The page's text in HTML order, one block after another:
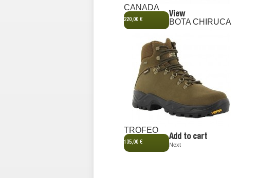
CANADA
220,00 €
View
BOTA CHIRUCA
TROFEO
135,00 €
Add to cart
Next